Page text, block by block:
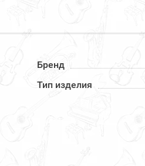
Бренд
Тип изделия